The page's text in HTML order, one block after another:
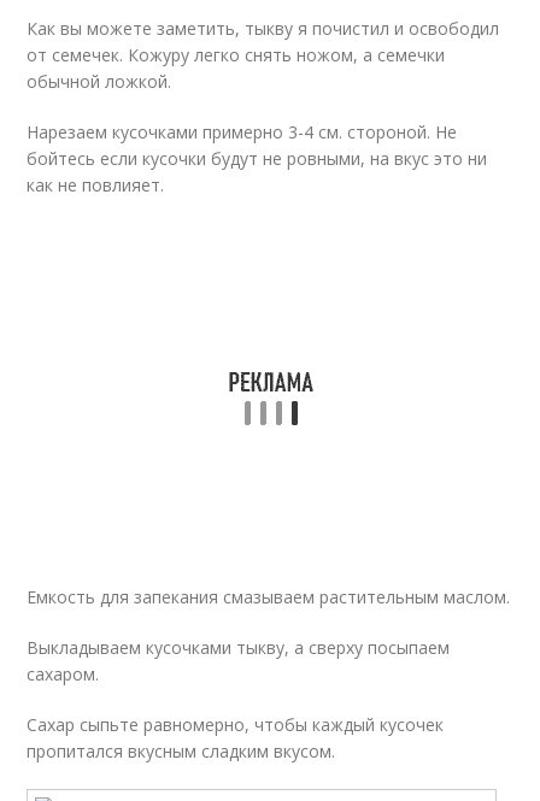
Как вы можете заметить, тыкву я почистил и освободил
от семечек. Кожуру легко снять ножом, а семечки
обычной ложкой.
Нарезаем кусочками примерно 3-4 см. стороной. Не
бойтесь если кусочки будут не ровными, на вкус это ни
как не повлияет.
Емкость для запекания смазываем растительным маслом.
Выкладываем кусочками тыкву, а сверху посыпаем
сахаром.
Сахар сыпьте равномерно, чтобы каждый кусочек
пропитался вкусным сладким вкусом.